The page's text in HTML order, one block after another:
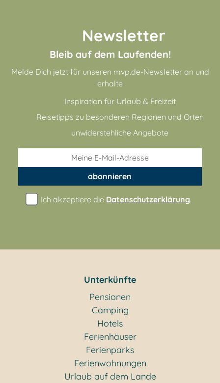
Newsletter
Bleib auf dem Laufenden!
Melde Dich jetzt für unseren mvp.de-Newsletter an und
erhalte
Inspiration für Urlaub & Freizeit
Reisetipps zu besonderen Regionen und Orten
unwiderstehliche Angebote
abonnieren
Ich akzeptiere die Datenschutzerklärung.
Unterkünfte
Pensionen
Camping
Hotels
Ferienhäuser
Ferienparks
Ferienwohnungen
Urlaub auf dem Lande